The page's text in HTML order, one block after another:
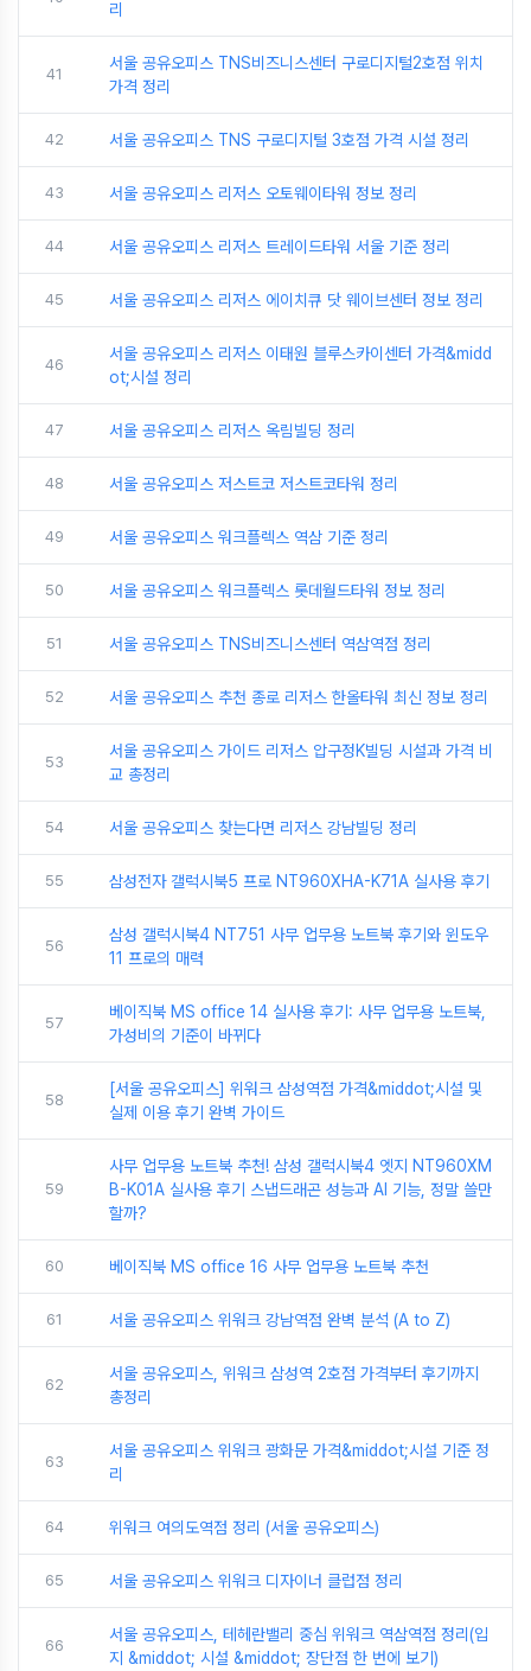
리
41
서울 공유오피스 TNS비즈니스센터 구로디지털2호점 위치
가격 정리
42 서울 공유오피스 TNS 구로디지털 3호점 가격 시설 정리
43 서울 공유오피스 리저스 오토웨이타워 정보 정리
44 서울 공유오피스 리저스 트레이드타워 서울 기준 정리
45 서울 공유오피스 리저스 에이치큐 닷 웨이브센터 정보 정리
46
서울 공유오피스 리저스 이태원 블루스카이센터 가격&midd
ot;시설 정리
47 서울 공유오피스 리저스 옥림빌딩 정리
48 서울 공유오피스 저스트코 저스트코타워 정리
49 서울 공유오피스 워크플렉스 역삼 기준 정리
50 서울 공유오피스 워크플렉스 롯데월드타워 정보 정리
51 서울 공유오피스 TNS비즈니스센터 역삼역점 정리
52 서울 공유오피스 추천 종로 리저스 한올타워 최신 정보 정리
53
서울 공유오피스 가이드 리저스 압구정K빌딩 시설과 가격 비
교 총정리
54 서울 공유오피스 찾는다면 리저스 강남빌딩 정리
55 삼성전자 갤럭시북5 프로 NT960XHA-K71A 실사용 후기
56
삼성 갤럭시북4 NT751 사무 업무용 노트북 후기와 윈도우
11 프로의 매력
57
베이직북 MS office 14 실사용 후기: 사무 업무용 노트북,
가성비의 기준이 바뀌다
58
[서울 공유오피스] 위워크 삼성역점 가격&middot;시설 및
실제 이용 후기 완벽 가이드
59
사무 업무용 노트북 추천! 삼성 갤럭시북4 엣지 NT960XM
B-K01A 실사용 후기 스냅드래곤 성능과 AI 기능, 정말 쓸만
할까?
60 베이직북 MS office 16 사무 업무용 노트북 추천
61 서울 공유오피스 위워크 강남역점 완벽 분석 (A to Z)
62
서울 공유오피스, 위워크 삼성역 2호점 가격부터 후기까지
총정리
63
서울 공유오피스 위워크 광화문 가격&middot;시설 기준 정
리
64 위워크 여의도역점 정리 (서울 공유오피스)
65 서울 공유오피스 위워크 디자이너 클럽점 정리
66
서울 공유오피스, 테헤란밸리 중심 위워크 역삼역점 정리(입
지 &middot; 시설 &middot; 장단점 한 번에 보기)